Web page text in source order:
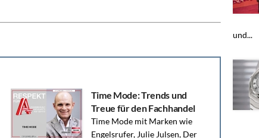
und...